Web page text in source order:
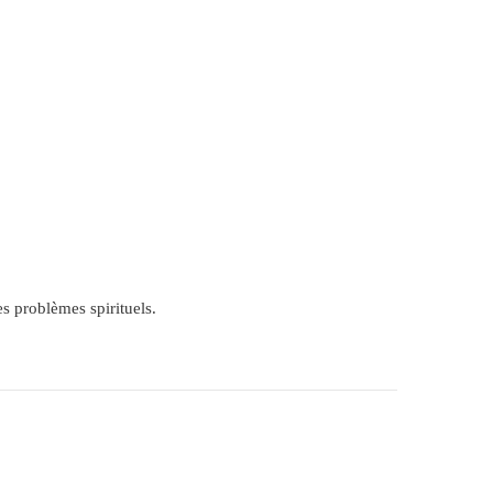
problèmes spirituels.